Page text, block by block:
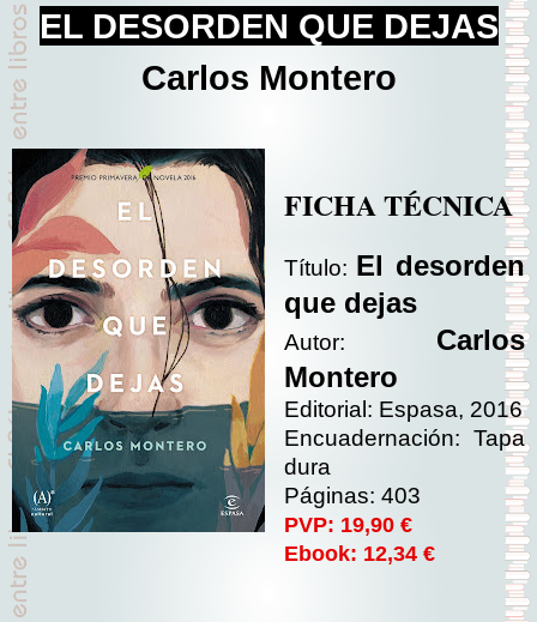
EL DESORDEN QUE DEJAS
Carlos Montero
FICHA TÉCNICA
Título: El desorden
que dejas
Autor: Carlos
Montero
Editorial: Espasa, 2016
Encuadernación: Tapa
dura
Páginas: 403
PVP: 19,90 €
Ebook: 12,34 €